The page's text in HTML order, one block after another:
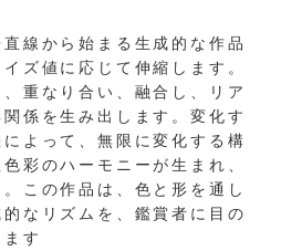
線から始まる生成的な作品
ズ値に応じて伸縮します。
重なり合い、融合し、リア
係を生み出します。変化す
よって、無限に変化する構
彩のハーモニーが生まれ、
この作品は、色と形を通し
なリズムを、鑑賞者に目の
す